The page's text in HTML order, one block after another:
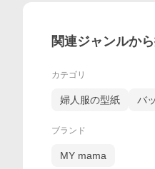
関連ジャンルか
カテゴリ
婦人服の型紙 バ
ブランド
MY mama